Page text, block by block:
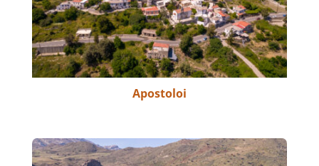
Apostoloi